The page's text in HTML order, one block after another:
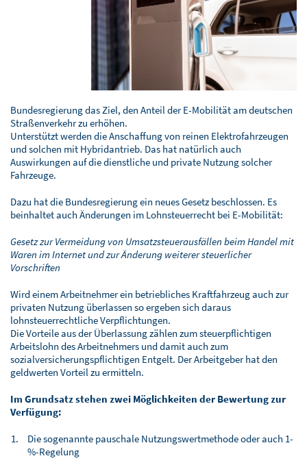
Bundesregierung das Ziel, den Anteil der E-Mobilität am deutschen
Straßenverkehr zu erhöhen.
Unterstützt werden die Anschaffung von reinen Elektrofahrzeugen
und solchen mit Hybridantrieb. Das hat natürlich auch
Auswirkungen auf die dienstliche und private Nutzung solcher
Fahrzeuge.
Dazu hat die Bundesregierung ein neues Gesetz beschlossen. Es
beinhaltet auch Änderungen im Lohnsteuerrecht bei E-Mobilität:
Gesetz zur Vermeidung von Umsatzsteuerausfällen beim Handel mit
Waren im Internet und zur Änderung weiterer steuerlicher
Vorschriften
Wird einem Arbeitnehmer ein betriebliches Kraftfahrzeug auch zur
privaten Nutzung überlassen so ergeben sich daraus
lohnsteuerrechtliche Verpflichtungen.
Die Vorteile aus der Überlassung zählen zum steuerpflichtigen
Arbeitslohn des Arbeitnehmers und damit auch zum
sozialversicherungspflichtigen Entgelt. Der Arbeitgeber hat den
geldwerten Vorteil zu ermitteln.
Im Grundsatz stehen zwei Möglichkeiten der Bewertung zur
Verfügung:
Die sogenannte pauschale Nutzungswertmethode oder auch 1-
%-Regelung
SOFTWARELÖSUNGEN